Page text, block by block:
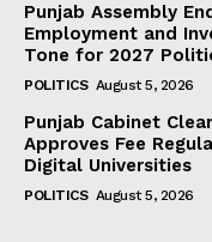
Punjab Assembly
Employment and
Tone for 2027
POLITICS August 5, 2026
Punjab Cabinet
Approves Fee
Digital Universities
POLITICS August 5, 2026